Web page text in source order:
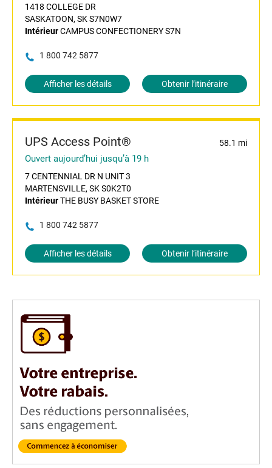
1418 COLLEGE DR
SASKATOON, SK S7N0W7
IntérieurCAMPUS CONFECTIONERY S7N
1 800 742 5877
Afficher les détails Obtenir l’itinéraire
UPS Access Point® 58.1 mi
Ouvert aujourd’hui jusqu’à 19 h
7 CENTENNIAL DR N UNIT 3
MARTENSVILLE, SK S0K2T0
IntérieurTHE BUSY BASKET STORE
1 800 742 5877
Afficher les détails Obtenir l’itinéraire